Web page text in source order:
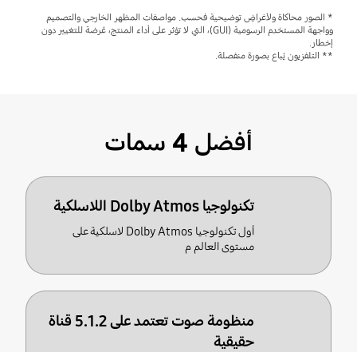
* الصور محاكاة ولأغراضٍ توضيحية فحسب. مواصفات المظهر الخارجي والتصميم
وواجهة المستخدم الرسومية (GUI)، التي لا تؤثر على أداء المنتج، عُرضة للتغيير دون
إخطار.
** التلفزيون يُباع بصورة منفصلة.
أفضل 4 سمات
تكنولوجيا Dolby Atmos اللاسلكية
أول تكنولوجيا Dolby Atmos لاسلكية على
مستوى العالم م
منظومة صوت تعتمد على 5.1.2 قناة
حقيقية